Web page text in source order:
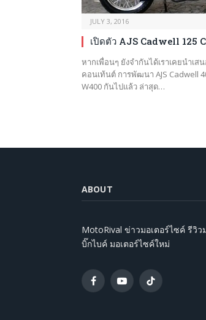
JULY 3, 2016
เปิดตัว AJS Cadwell 125
หากเพื่อนๆ ยังจำกันได้เราเคยนำเสน
คอนเท้นต์ การพัฒนา AJS Cadwell
W400 กันไปแล้ว ล่าสุด…
ABOUT
MotoRival ข่าวมอเตอร์ไซค์ รีวิว
บิ๊กไบค์ มอเตอร์ไซค์ใหม่
FacebookYouTubeTikTok